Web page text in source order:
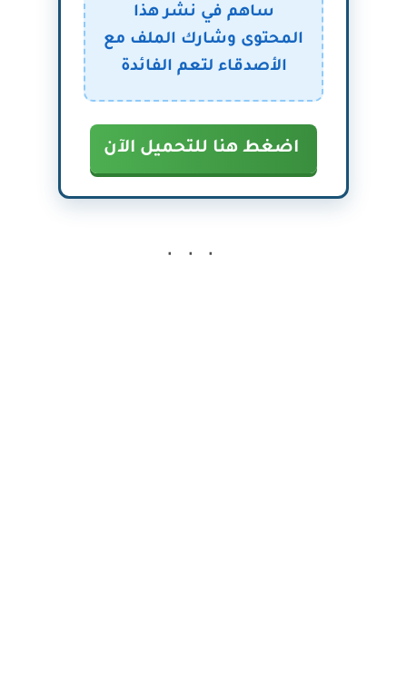
ساهم في نشر هذا
المحتوى وشارك الملف مع
الأصدقاء لتعم الفائدة
اضغط هنا للتحميل الآن